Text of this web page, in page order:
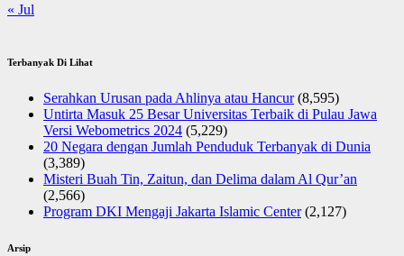
« Jul
Terbanyak Di Lihat
Serahkan Urusan pada Ahlinya atau Hancur (8,595)
Untirta Masuk 25 Besar Universitas Terbaik di Pulau Jawa
Versi Webometrics 2024 (5,229)
20 Negara dengan Jumlah Penduduk Terbanyak di Dunia
(3,389)
Misteri Buah Tin, Zaitun, dan Delima dalam Al Qur’an
(2,566)
Program DKI Mengaji Jakarta Islamic Center (2,127)
Arsip